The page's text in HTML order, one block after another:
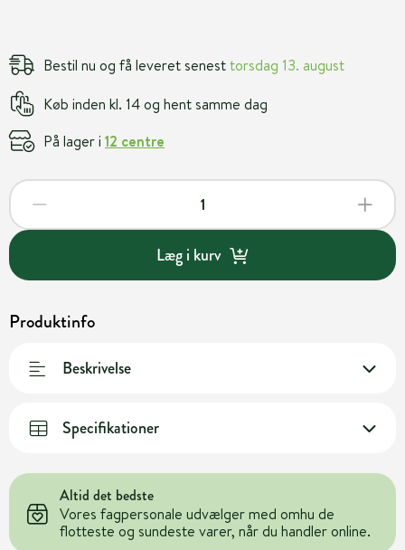
Bestil nu og få leveret senesttorsdag 13. august
Køb inden kl. 14 og hent samme dag
På lager i 12 centre
Læg i kurv
Produktinfo
Beskrivelse
Specifikationer
Altid det bedste
Vores fagpersonale udvælger med omhu de
flotteste og sundeste varer, når du handler online.